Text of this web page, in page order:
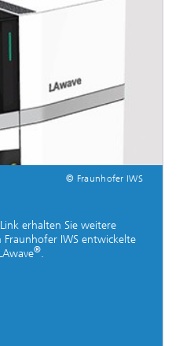
© Fraunhofer IWS
erhalten Sie weitere
IWS entwickelte
®.